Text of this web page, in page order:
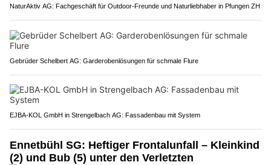
NaturAktiv AG: Fachgeschäft für Outdoor-Freunde und Naturliebhaber in Pfungen ZH
Gebrüder Schelbert AG: Garderobenlösungen für schmale Flure
EJBA-KOL GmbH in Strengelbach AG: Fassadenbau mit System
Ennetbühl SG: Heftiger Frontalunfall – Kleinkind
(2) und Bub (5) unter den Verletzten